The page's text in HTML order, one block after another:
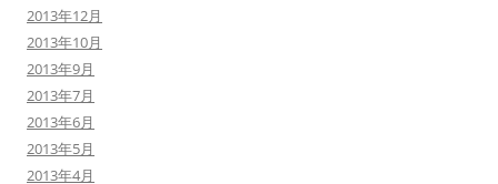
2013年12月
2013年10月
2013年9月
2013年7月
2013年6月
2013年5月
2013年4月